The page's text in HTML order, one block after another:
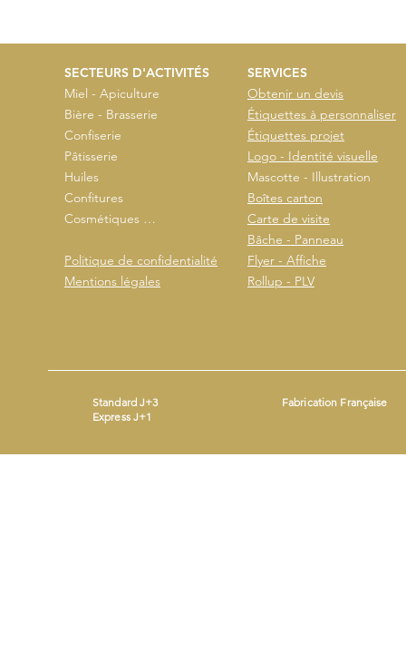
SECTEURS D'ACTIVITÉS
Miel - Apiculture
Bière - Brasserie
Confiserie
Pâtisserie
Huiles
Confitures
Cosmétiques …
Politique de confidentialité
Mentions légales
SERVICES
Obtenir un devis
Étiquettes à personnaliser
Étiquettes projet
Logo - Identité visuelle
Mascotte - Illustration
Boîtes carton
Carte de visite
Bâche - Panneau
Flyer - Affiche
Rollup - PLV
Standard J+3
Express J+1
Fabrication Française